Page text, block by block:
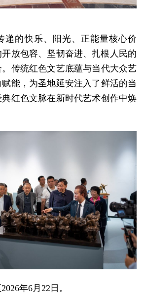
递 的快乐、 阳光、 正能量核心价
放包容、 坚韧奋进、扎根人民的
传统红色文艺底蕴与当代大众艺
赋能， 为圣地延安注入了鲜活的当
典红色文脉在新时代艺术创 作中焕
2026年6月 22 日。